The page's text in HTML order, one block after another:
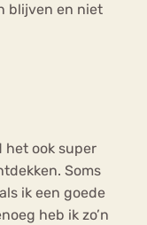
blijven en niet
het ook super
Soms
ik een goede
heb ik zo’n